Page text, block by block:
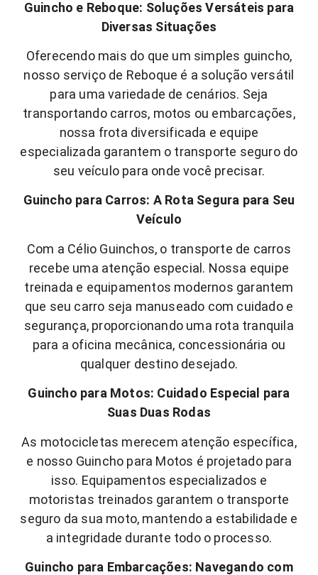
Guincho e Reboque: Soluções Versáteis para
Diversas Situações
Oferecendo mais do que um simples guincho,
nosso serviço de Reboque é a solução versátil
para uma variedade de cenários. Seja
transportando carros, motos ou embarcações,
nossa frota diversificada e equipe
especializada garantem o transporte seguro do
seu veículo para onde você precisar.
Guincho para Carros: A Rota Segura para Seu
Veículo
Com a Célio Guinchos, o transporte de carros
recebe uma atenção especial. Nossa equipe
treinada e equipamentos modernos garantem
que seu carro seja manuseado com cuidado e
segurança, proporcionando uma rota tranquila
para a oficina mecânica, concessionária ou
qualquer destino desejado.
Guincho para Motos: Cuidado Especial para
Suas Duas Rodas
As motocicletas merecem atenção específica,
e nosso Guincho para Motos é projetado para
isso. Equipamentos especializados e
motoristas treinados garantem o transporte
seguro da sua moto, mantendo a estabilidade e
a integridade durante todo o processo.
Guincho para Embarcações: Navegando com